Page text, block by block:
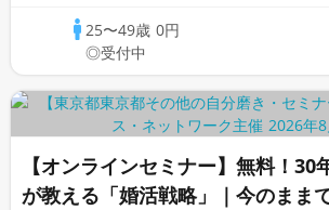
25〜49歳0円
◎受付中
【オンラインセミナー】無料！30
が教える「婚活戦略」｜今のまま